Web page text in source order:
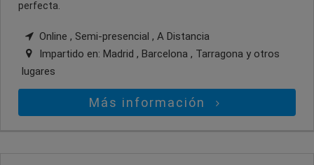
perfecta.
Online , Semi-presencial , A Distancia
Impartido en: Madrid , Barcelona , Tarragona y otros
lugares
Más información